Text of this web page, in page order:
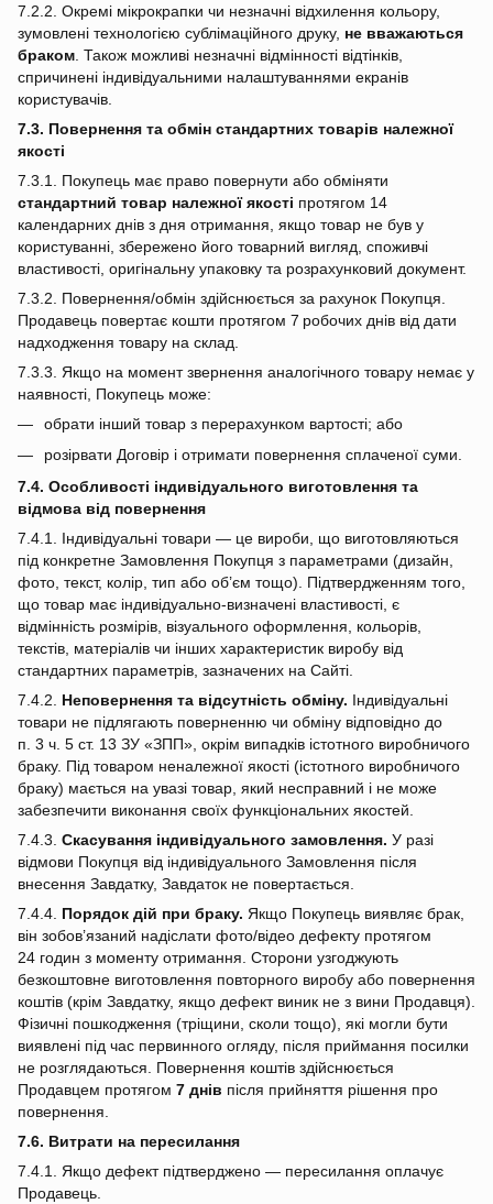
7.2.2. Окремі мікрокрапки чи незначні відхилення кольору,
зумовлені технологією сублімаційного друку, не вважаються
браком . Також можливі незначні відмінності відтінків,
спричинені індивідуальними налаштуваннями екранів
користувачів.
7.3. Повернення та обмін стандартних товарів належної
якості
7.3.1. Покупець має право повернути або обміняти
стандартний товар належної якості протягом 14
календарних днів з дня отримання, якщо товар не був у
користуванні, збережено його товарний вигляд, споживчі
властивості, оригінальну упаковку та розрахунковий документ.
7.3.2. Повернення/обмін здійснюється за рахунок Покупця.
Продавець повертає кошти протягом 7 робочих днів від дати
надходження товару на склад.
7.3.3. Якщо на момент звернення аналогічного товару немає у
наявності, Покупець може:
обрати інший товар з перерахунком вартості; або
розірвати Договір і отримати повернення сплаченої суми.
7.4. Особливості індивідуального виготовлення та
відмова від повернення
7.4.1. Індивідуальні товари — це вироби, що виготовляються
під конкретне Замовлення Покупця з параметрами (дизайн,
фото, текст, колір, тип або об’єм тощо). Підтвердженням того,
що товар має індивідуально‑визначені властивості, є
відмінність розмірів, візуального оформлення, кольорів,
текстів, матеріалів чи інших характеристик виробу від
стандартних параметрів, зазначених на Сайті.
7.4.2. Неповернення та відсутність обміну. Індивідуальні
товари не підлягають поверненню чи обміну відповідно до
п. 3 ч. 5 ст. 13 ЗУ «ЗПП», окрім випадків істотного виробничого
браку. Під товаром неналежної якості (істотного виробничого
браку) мається на увазі товар, який несправний і не може
забезпечити виконання своїх функціональних якостей.
7.4.3. Скасування індивідуального замовлення. У разі
відмови Покупця від індивідуального Замовлення після
внесення Завдатку, Завдаток не повертається.
7.4.4. Порядок дій при браку. Якщо Покупець виявляє брак,
він зобов’язаний надіслати фото/відео дефекту протягом
24 годин з моменту отримання. Сторони узгоджують
безкоштовне виготовлення повторного виробу або повернення
коштів (крім Завдатку, якщо дефект виник не з вини Продавця).
Фізичні пошкодження (тріщини, сколи тощо), які могли бути
виявлені під час первинного огляду, після приймання посилки
не розглядаються. Повернення коштів здійснюється
Продавцем протягом 7 днів після прийняття рішення про
повернення.
7.6. Витрати на пересилання
7.4.1. Якщо дефект підтверджено — пересилання оплачує
Продавець.